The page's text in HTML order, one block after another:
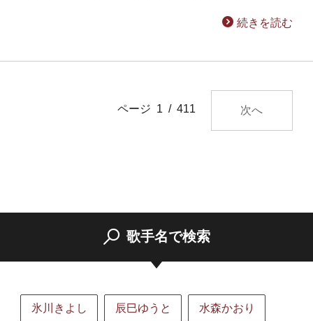
続きを読む
ページ 1 / 411 次へ
歌手名で検索
氷川きよし 辰巳ゆうと 水森かおり